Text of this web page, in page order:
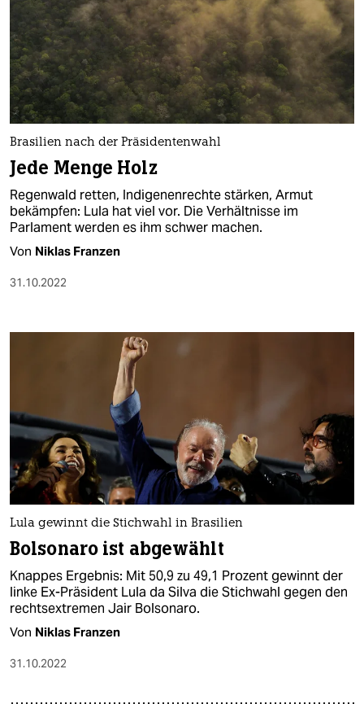
Brasilien nach der Präsidentenwahl
Jede Menge Holz
Regenwald retten, Indigenenrechte stärken, Armut
bekämpfen: Lula hat viel vor. Die Verhältnisse im
Parlament werden es ihm schwer machen.
Von Niklas Franzen
31.10.2022
Lula gewinnt die Stichwahl in Brasilien
Bolsonaro ist abgewählt
Knappes Ergebnis: Mit 50,9 zu 49,1 Prozent gewinnt der
linke Ex-Präsident Lula da Silva die Stichwahl gegen den
rechtsextremen Jair Bolsonaro.
Von Niklas Franzen
31.10.2022